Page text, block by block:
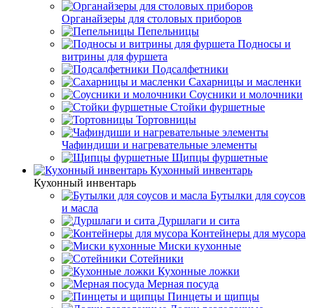
Органайзеры для столовых приборов
Пепельницы
Подносы и
витрины для фуршета
Подсалфетники
Сахарницы и масленки
Соусники и молочники
Стойки фуршетные
Тортовницы
Чафиндиши и нагревательные элементы
Щипцы фуршетные
Кухонный инвентарь
Кухонный инвентарь
Бутылки для соусов
и масла
Дуршлаги и сита
Контейнеры для мусора
Миски кухонные
Сотейники
Кухонные ложки
Мерная посуда
Пинцеты и щипцы